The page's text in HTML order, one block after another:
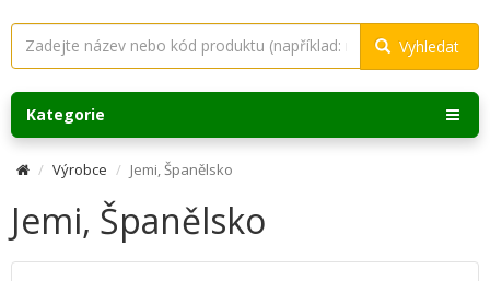
Vyhledat
Kategorie
Výrobce Jemi, Španělsko
Jemi, Španělsko